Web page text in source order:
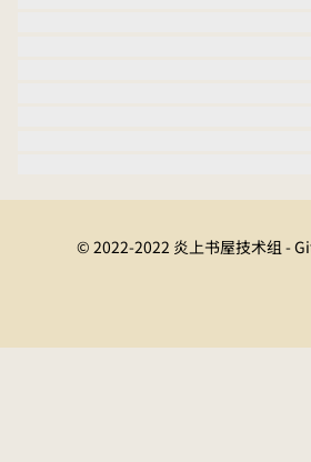
© 2022-2022 炎上书屋技术组 -